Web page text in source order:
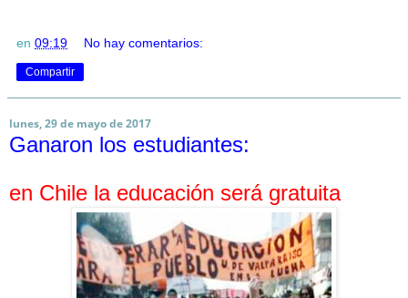
en 09:19 No hay comentarios:
Compartir
lunes, 29 de mayo de 2017
Ganaron los estudiantes:
en Chile la educación será gratuita